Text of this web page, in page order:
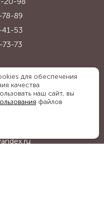
78-89
41-53
73
с. Надежда,
1Б
для обеспечения
качества
наш сайт, вы
файлов